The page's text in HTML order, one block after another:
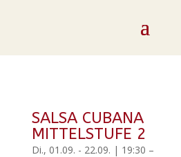
SALSA CUBANA
MITTELSTUFE 2
Di., 01.09. - 22.09. | 19:30 –